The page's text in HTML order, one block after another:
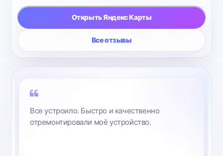
Открыть Яндекс Карты
Все отзывы
Все устроило. Быстро и качественно
отремонтировали моё устройство.